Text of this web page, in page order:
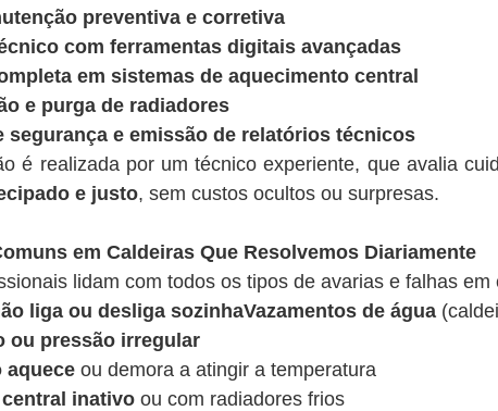
preventiva e corretiva
com ferramentas digitais avançadas
em sistemas de aquecimento central
e purga de radiadores
segurança e emissão de relatórios técnicos
é realizada por um técnico experiente, que avalia
e justo, sem custos ocultos ou surpresas.
em Caldeiras Que Resolvemos Diariamente
lidam com todos os tipos de avarias e falhas em
liga ou desliga sozinhaVazamentos de água
ou pressão irregular
aquece ou demora a atingir a temperatura
inativo ou com radiadores frios